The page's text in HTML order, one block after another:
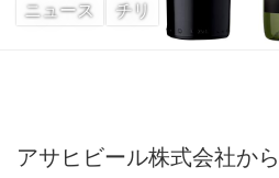
ニュース チリ
アサヒビール株式会社か